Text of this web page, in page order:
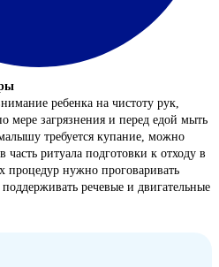
ребенка на чистоту рук,
мере загрязнения и перед едой мыть
требуется купание, можно
часть ритуала подготовки к отходу в
процедур нужно проговаривать
речевые и двигательные